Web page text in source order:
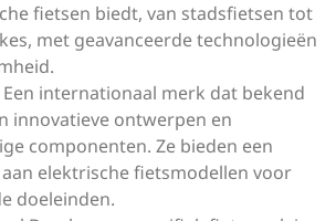
fietsen biedt, van stadsfietsen tot
met geavanceerde technologieën
Een internationaal merk dat bekend
innovatieve ontwerpen en
componenten. Ze bieden een
elektrische fietsmodellen voor
doeleinden.